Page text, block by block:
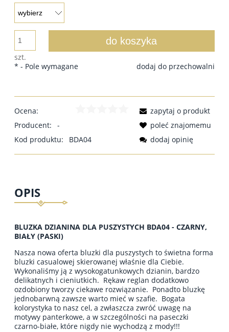
szt.
do koszyka
dodaj do przechowalni
* - Pole wymagane
Ocena:
Producent:
-
Kod produktu:
BDA04
zapytaj o produkt
poleć znajomemu
dodaj opinię
OPIS
BLUZKA DZIANINA DLA PUSZYSTYCH BDA04 - CZARNY,
BIAŁY (PASKI)
Nasza nowa oferta bluzki dla puszystych to świetna forma
bluzki casualowej skierowanej właśnie dla Ciebie.
Wykonaliśmy ją z wysokogatunkowych dzianin, bardzo
delikatnych i cieniutkich. Rękaw reglan dodatkowo
ozdobiony tworzy ciekawe rozwiązanie. Ponadto bluzkę
jednobarwną zawsze warto mieć w szafie. Bogata
kolorystyka to nasz cel, a zwłaszcza zwróć uwagę na
motywy panterkowe, a w szczególności na paseczki
czarno-białe, które nigdy nie wychodzą z mody!!!